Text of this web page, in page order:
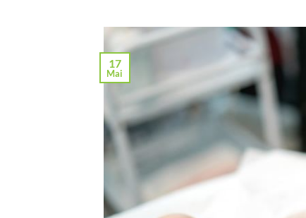
17
Mai